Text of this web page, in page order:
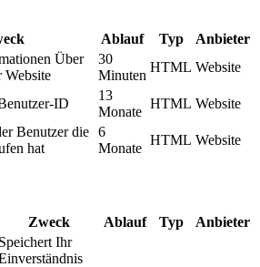
Ablauf Typ
Anbieter
Über
Website
30
Minuten
HTML Website
ID
13
Monate
HTML Website
Benutzer die
hat
6
Monate
HTML Website
Zweck Ablauf Typ
Anbieter
Speichert Ihr